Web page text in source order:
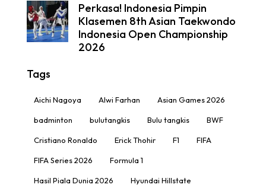
Perkasa! Indonesia Pimpin
Klasemen 8th Asian Taekwondo
Indonesia Open Championship
2026
Tags
Aichi Nagoya Alwi Farhan Asian Games 2026
badminton bulutangkis Bulu tangkis BWF
Cristiano Ronaldo Erick Thohir F1 FIFA
FIFA Series 2026 Formula 1
Hasil Piala Dunia 2026 Hyundai Hillstate